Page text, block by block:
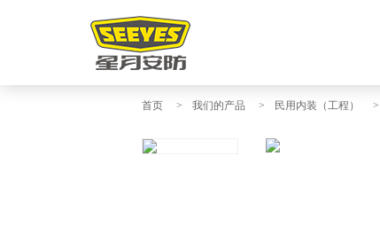
首页 > 我们的产品 > 民用内装（工程） >